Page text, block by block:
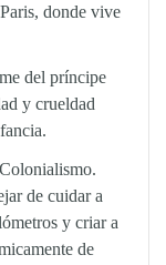
donde vive
del príncipe
y crueldad
de cuidar a
y criar a
de